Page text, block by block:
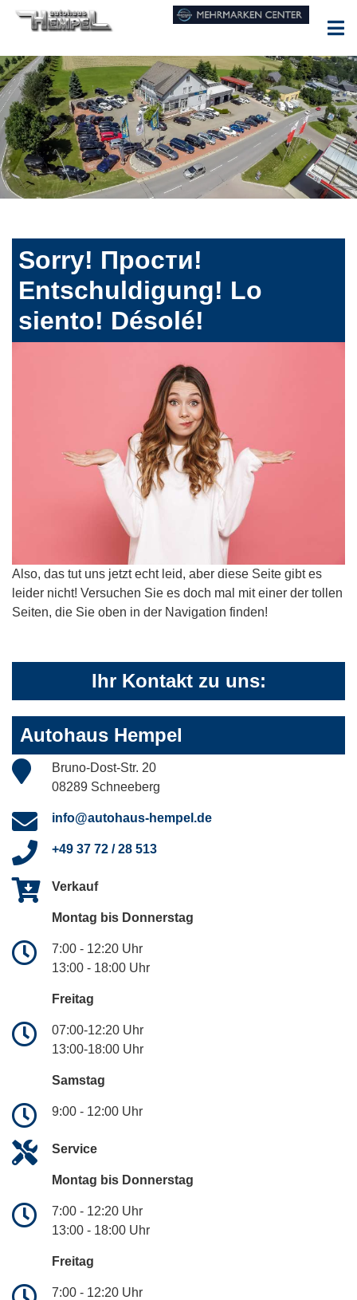
Sorry! Прости!
Entschuldigung! Lo
siento! Désolé!
Also, das tut uns jetzt echt leid, aber diese Seite gibt es
leider nicht! Versuchen Sie es doch mal mit einer der tollen
Seiten, die Sie oben in der Navigation finden!
Ihr Kontakt zu uns:
Autohaus Hempel
Bruno-Dost-Str. 20
08289 Schneeberg
info@autohaus-hempel.de
+49 37 72 / 28 513
Verkauf
Montag bis Donnerstag
7:00 - 12:20 Uhr
13:00 - 18:00 Uhr
Freitag
07:00-12:20 Uhr
13:00-18:00 Uhr
Samstag
9:00 - 12:00 Uhr
Service
Montag bis Donnerstag
7:00 - 12:20 Uhr
13:00 - 18:00 Uhr
Freitag
7:00 - 12:20 Uhr